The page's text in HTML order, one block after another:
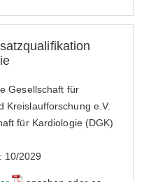
Gesellschaft für
Kreislaufforschung e.V.
für Kardiologie (DGK)
10/2029